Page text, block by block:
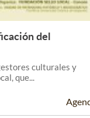
Leer Más +
del
culturales y
que...